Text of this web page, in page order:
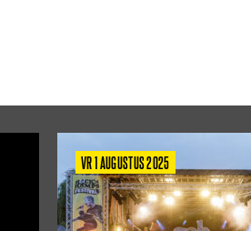
VR 1 AUGUSTUS 2025